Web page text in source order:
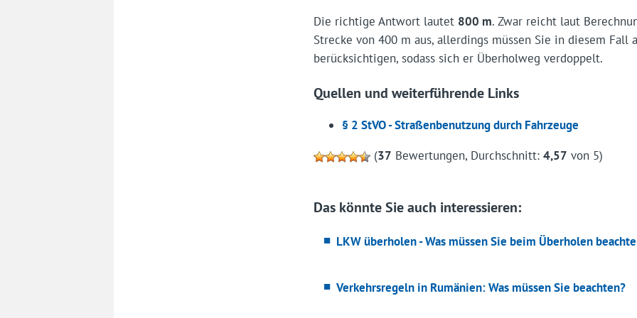
Die richtige Antwort lautet 800 m. Zwar reicht laut
Strecke von 400 m aus, allerdings müssen Sie in diesem Fall
berücksichtigen, sodass sich er Überholweg verdoppelt.
Quellen und weiterführende Links
§ 2 StVO - Straßenbenutzung durch Fahrzeuge
(37 Bewertungen, Durchschnitt: 4,57 von 5)
Das könnte Sie auch interessieren:
LKW überholen - Was müssen Sie beim Überholen
Verkehrsregeln in Rumänien: Was müssen Sie beachten?